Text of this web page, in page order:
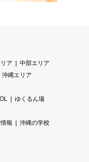
ア
中部エリア
沖縄エリア
ゆくるん場
報
沖縄の学校